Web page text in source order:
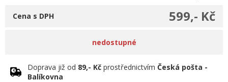
599,- Kč
Cena s DPH
nedostupné
Doprava již od 89,- Kč prostřednictvím Česká pošta -
Balíkovna